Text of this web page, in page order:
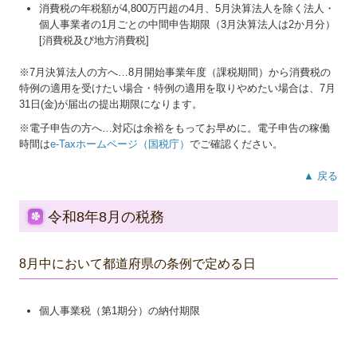
消費税の年税額が4,800万円超の4月、5月決算法人を除く法人・
個人事業者の1月ごとの中間申告期限（3月決算法人は2か月分）
[消費税及び地方消費税]
※7月決算法人の方へ…8月開始事業年度（課税期間）から消費税の
特例の適用を受けたい場合・特例の適用を取りやめたい場合は、7月
31日(金)が届出の提出期限になります。
※電子申告の方へ…対応は余裕をもってお早めに。電子申告の稼働
時間はe-Taxホームページ（国税庁）でご確認ください。
▲ 戻る
令和8年8月の税務
8月中において都道府県の条例で定める日
個人事業税（第1期分）の納付期限